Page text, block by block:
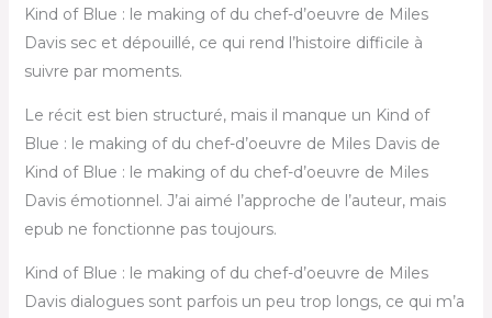
Kind of Blue : le making of du chef-d’oeuvre de Miles
Davis sec et dépouillé, ce qui rend l’histoire difficile à
suivre par moments.
Le récit est bien structuré, mais il manque un Kind of
Blue : le making of du chef-d’oeuvre de Miles Davis de
Kind of Blue : le making of du chef-d’oeuvre de Miles
Davis émotionnel. J’ai aimé l’approche de l’auteur, mais
epub ne fonctionne pas toujours.
Kind of Blue : le making of du chef-d’oeuvre de Miles
Davis dialogues sont parfois un peu trop longs, ce qui m’a